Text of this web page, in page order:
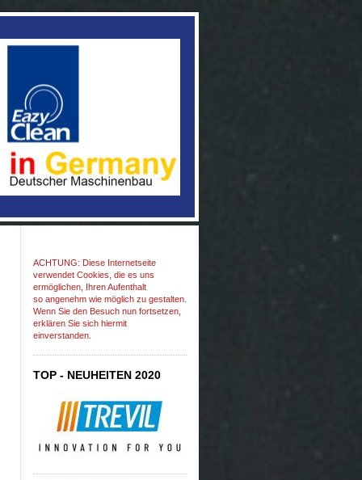
ACHTUNG: Diese Internetseite
verwendet Cookies, die es uns
ermöglichen, Ihren Aufenthalt
so angenehm wie möglich zu gestalten.
Wenn Sie den Besuch nun fortsetzen,
erklären Sie sich hiermit
einverstanden.
TOP - NEUHEITEN 2020